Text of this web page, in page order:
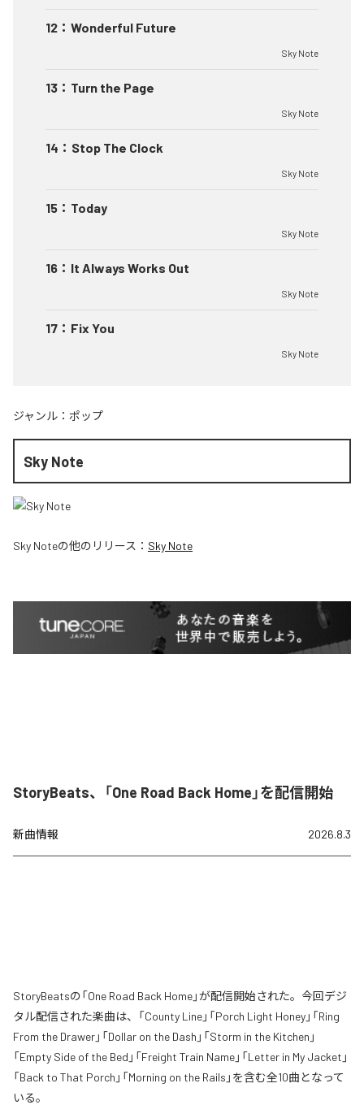
12 ： Wonderful Future
Sky Note
13 ： Turn the Page
Sky Note
14 ： Stop The Clock
Sky Note
15 ： Today
Sky Note
16 ： It Always Works Out
Sky Note
17 ： Fix You
Sky Note
ジャンル： ポップ
Sky Note
Sky Noteの他のリリース： Sky Note
StoryBeats、「One Road Back Home」を配信開始
新曲情報 2026.8.3
StoryBeatsの「One Road Back Home」が配信開始された。今回デジ
タル配信された楽曲は、「County Line」「Porch Light Honey」「Ring
From the Drawer」「Dollar on the Dash」「Storm in the Kitchen」
「Empty Side of the Bed」「Freight Train Name」「Letter in My Jacket」
「Back to That Porch」「Morning on the Rails」を含む全10曲となって
いる。